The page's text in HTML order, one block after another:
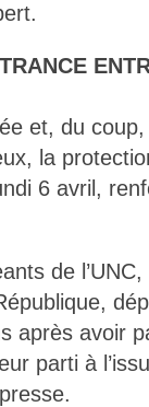
et, du
la
6 avril,
de
après avoir
parti à